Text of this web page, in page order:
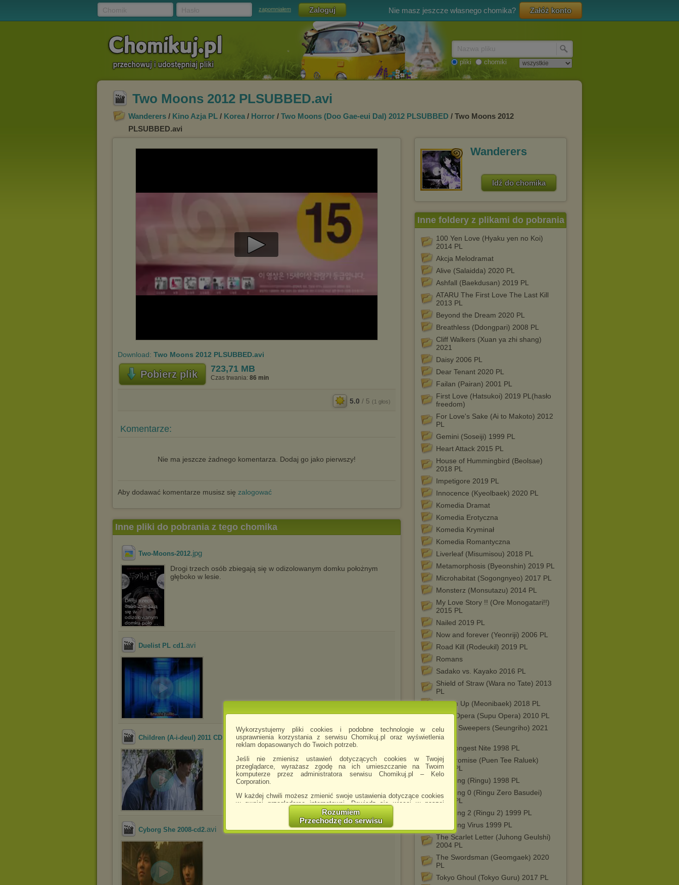
Wykorzystujemy pliki cookies i podobne technologie w celu
usprawnienia korzystania z serwisu Chomikuj.pl oraz wyświetlenia
reklam dopasowanych do Twoich potrzeb.
Jeśli nie zmienisz ustawień dotyczących cookies w Twojej
przeglądarce, wyrażasz zgodę na ich umieszczanie na Twoim
komputerze przez administratora serwisu Chomikuj.pl – Kelo
Corporation.
W każdej chwili możesz zmienić swoje ustawienia dotyczące cookies
w swojej przeglądarce internetowej. Dowiedz się więcej w naszej
http://chomikuj.pl/PolitykaPrywatnosci.aspx
Jednocześnie informujemy że zmiana ustawień przeglądarki może
spowodować ograniczenie korzystania ze strony Chomikuj.pl.
W przypadku braku twojej zgody na akceptację cookies niestety
Zaufanych Partnerów
(dostosowanie reklam do Twoich potrzeb, analiza skuteczności działań
Rozumiem
Przechodzę do serwisu
zapomniałem Nie masz jeszcze własnego chomika? Załóż konto
pliki chomiki
Two Moons 2012 PLSUBBED.avi
Wanderers / Kino Azja PL / Korea / Horror / Two Moons (Doo Gae-eui Dal) 2012 PLSUBBED / Two Moons 2012
PLSUBBED.avi
Play
Video
Download: Two Moons 2012 PLSUBBED.avi
Pobierz plik 723,71 MB
Czas trwania: 86 min
5.0 / 5 (1 głos)
Komentarze:
Nie ma jeszcze żadnego komentarza. Dodaj go jako pierwszy!
Aby dodawać komentarze musisz się zalogować
Wanderers
Idź do chomika
Inne foldery z plikami do pobrania
100 Yen Love (Hyaku yen no Koi)
2014 PL
Akcja Melodramat
Alive (Salaidda) 2020 PL
Ashfall (Baekdusan) 2019 PL
ATARU The First Love The Last Kill
2013 PL
Beyond the Dream 2020 PL
Breathless (Ddongpari) 2008 PL
Cliff Walkers (Xuan ya zhi shang)
2021
Daisy 2006 PL
Dear Tenant 2020 PL
Failan (Pairan) 2001 PL
First Love (Hatsukoi) 2019 PL(hasło
freedom)
For Love's Sake (Ai to Makoto) 2012
PL
Gemini (Soseiji) 1999 PL
Heart Attack 2015 PL
House of Hummingbird (Beolsae)
2018 PL
Impetigore 2019 PL
Innocence (Kyeolbaek) 2020 PL
Komedia Dramat
Komedia Erotyczna
Komedia Kryminał
Komedia Romantyczna
Liverleaf (Misumisou) 2018 PL
Metamorphosis (Byeonshin) 2019 PL
Microhabitat (Sogongnyeo) 2017 PL
Monsterz (Monsutazu) 2014 PL
My Love Story !! (Ore Monogatari!!)
2015 PL
Nailed 2019 PL
Now and forever (Yeonriji) 2006 PL
Road Kill (Rodeukil) 2019 PL
Romans
Sadako vs. Kayako 2016 PL
Shield of Straw (Wara no Tate) 2013
PL
Snatch Up (Meonibaek) 2018 PL
Soup Opera (Supu Opera) 2010 PL
Space Sweepers (Seungriho) 2021
PL
The Longest Nite 1998 PL
The Promise (Puen Tee Raluek)
2017 PL
The Ring (Ringu) 1998 PL
The Ring 0 (Ringu Zero Basudei)
2000 PL
The Ring 2 (Ringu 2) 1999 PL
The Ring Virus 1999 PL
The Scarlet Letter (Juhong Geulshi)
2004 PL
The Swordsman (Geomgaek) 2020
PL
Tokyo Ghoul (Tokyo Guru) 2017 PL
Inne pliki do pobrania z tego chomika
Two-Moons-2012.jpg
Drogi trzech
osób zbiegają
się w
odizolowanym
domku poło ...
Drogi trzech osób zbiegają się w odizolowanym domku położnym
głęboko w lesie.
Duelist PL cd1.avi
Children (A-i-deul) 2011 CD 2 .avi
Cyborg She 2008-cd2.avi